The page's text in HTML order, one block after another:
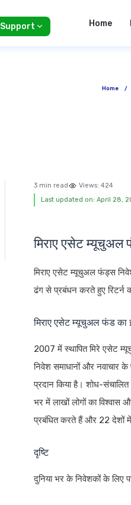
Support Home
Home /
3 min read Views: 424
Last updated on: April 28,
मिराए एसेट म्यूचुअल
मिराए एसेट म्यूचुअल फंड्स
ढंग से प्रबंधन करते हुए रिटर्न
मिराए एसेट म्यूचुअल फंड का
2007 में स्थापित मिरे एसेट
निवेश समाधानों और नवाचार के
प्रदान किया है। शोध-
भर में लाखों लोगों का
प्रबंधित करते हैं और 22 देशों
दृष्टि
दुनिया भर के निवेशकों के लिए